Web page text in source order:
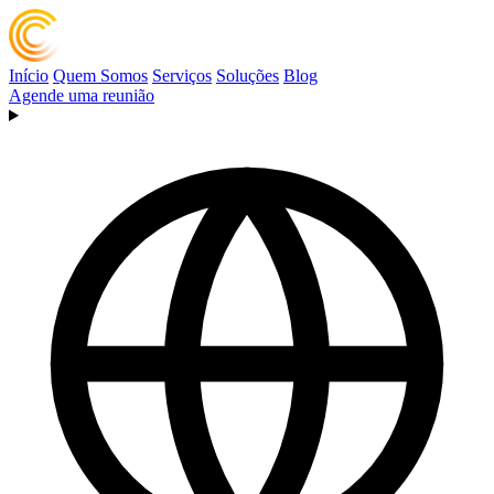
Início Quem Somos Serviços Soluções Blog
Agende uma reunião